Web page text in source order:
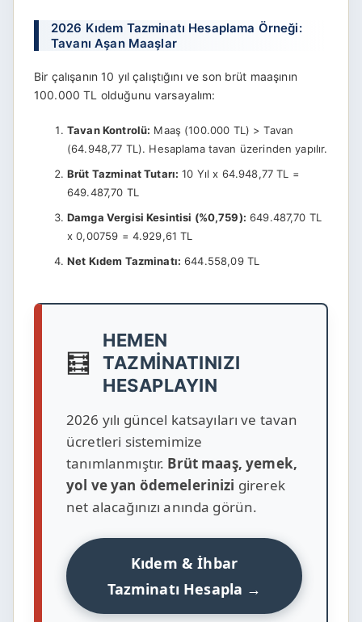
2026 Kıdem Tazminatı Hesaplama Örneği:
Tavanı Aşan Maaşlar
Bir çalışanın 10 yıl çalıştığını ve son brüt maaşının
100.000 TL olduğunu varsayalım:
Tavan Kontrolü: Maaş (100.000 TL) > Tavan
(64.948,77 TL). Hesaplama tavan üzerinden yapılır.
Brüt Tazminat Tutarı: 10 Yıl x 64.948,77 TL =
649.487,70 TL
Damga Vergisi Kesintisi (%0,759): 649.487,70 TL
x 0,00759 = 4.929,61 TL
Net Kıdem Tazminatı: 644.558,09 TL
🧮
HEMEN
TAZMINATINIZI
HESAPLAYIN
2026 yılı güncel katsayıları ve tavan
ücretleri sistemimize
tanımlanmıştır. Brüt maaş, yemek,
yol ve yan ödemelerinizi girerek
net alacağınızı anında görün.
Kıdem & İhbar
Tazminatı Hesapla →